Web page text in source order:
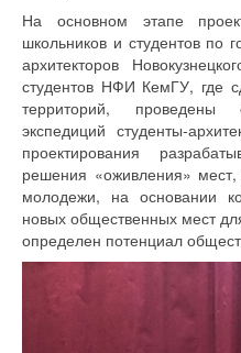
На основном этапе
школьников и студентов по
архитекторов
студентов НФИ КемГУ, где
территорий,
экспедиций студенты-
проектирования
решения «оживления»
молодежи, на основании
новых общественных мест
определен потенциал